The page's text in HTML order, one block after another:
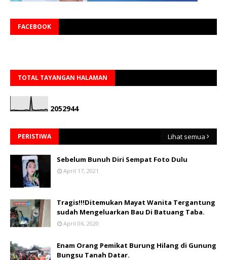
FACEBOOK
TOTAL TAYANGAN HALAMAN
2052944
PERISTIWA Lihat semua
Sebelum Bunuh Diri Sempat Foto Dulu
April 17, 2021
Tragis!!!Ditemukan Mayat Wanita Tergantung
sudah Mengeluarkan Bau Di Batuang Taba.
April 06, 2020
Enam Orang Pemikat Burung Hilang di Gunung
Bungsu Tanah Datar.